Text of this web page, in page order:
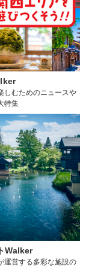
しむためのニュースや
特集
Walker
運営する多彩な施設の